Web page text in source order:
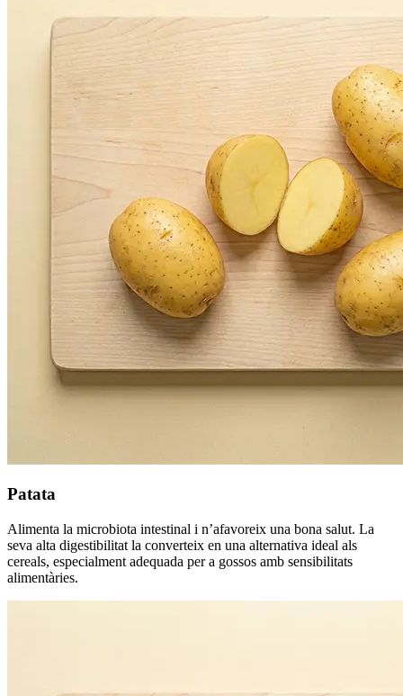
Patata
Alimenta la microbiota intestinal i n’afavoreix una bona salut. La
seva alta digestibilitat la converteix en una alternativa ideal als
cereals, especialment adequada per a gossos amb sensibilitats
alimentàries.